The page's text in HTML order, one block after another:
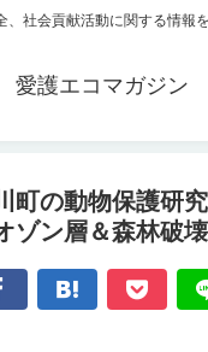
、社会貢献活動に関する情報
愛護エコマガジン
町の動物保護研
ゾン層＆森林破